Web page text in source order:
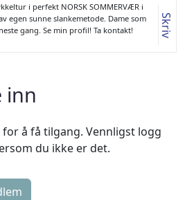
i perfekt NORSK SOMMERVÆR i
egen sunne slankemetode. Dame som
gang. Se min profil! Ta kontakt!
Skriv
inn
å få tilgang. Vennligst logg
du ikke er det.